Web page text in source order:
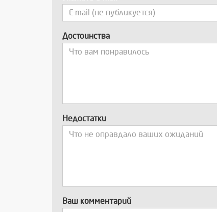
Достоинства
Недостатки
Ваш комментарий